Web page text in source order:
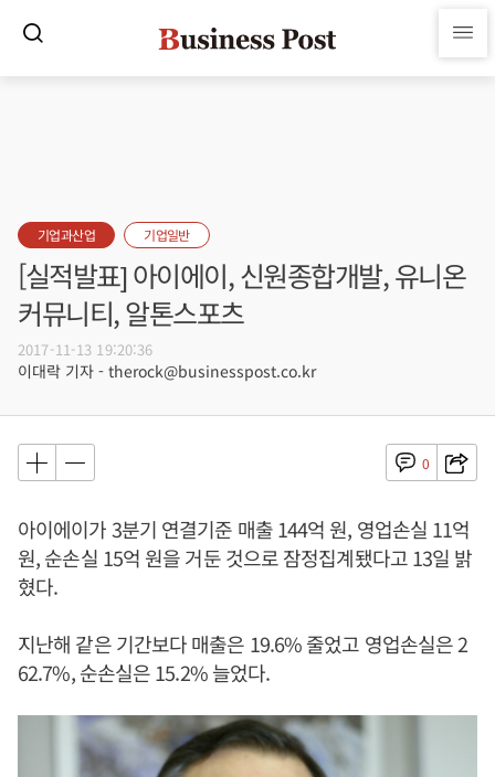
기업과산업 기업일반
[실적발표] 아이에이, 신원종합개발, 유니온
커뮤니티, 알톤스포츠
2017-11-13 19:20:36
이대락 기자 - therock@businesspost.co.kr
0
아이에이가 3분기 연결기준 매출 144억 원, 영업손실 11억
원, 순손실 15억 원을 거둔 것으로 잠정집계됐다고 13일 밝
혔다.
지난해 같은 기간보다 매출은 19.6% 줄었고 영업손실은 2
62.7%, 순손실은 15.2% 늘었다.